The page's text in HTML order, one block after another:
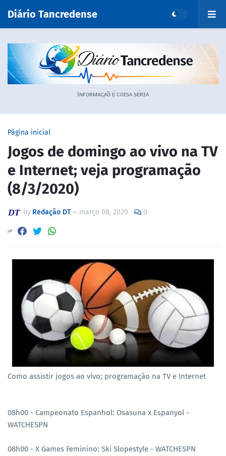
Diário Tancredense
Iɴғᴏʀᴍᴀᴄ̧ᴀ̃ᴏ ᴇ́ ᴄᴏɪsᴀ sᴇ́ʀɪᴀ
Página inicial
Jogos de domingo ao vivo na TV
e Internet; veja programação
(8/3/2020)
by Redação DT— março 08, 2020 0
Como assistir jogos ao vivo; programação na TV e Internet
08h00 - Campeonato Espanhol: Osasuna x Espanyol -
WATCHESPN
08h00 - X Games Feminino: Ski Slopestyle - WATCHESPN